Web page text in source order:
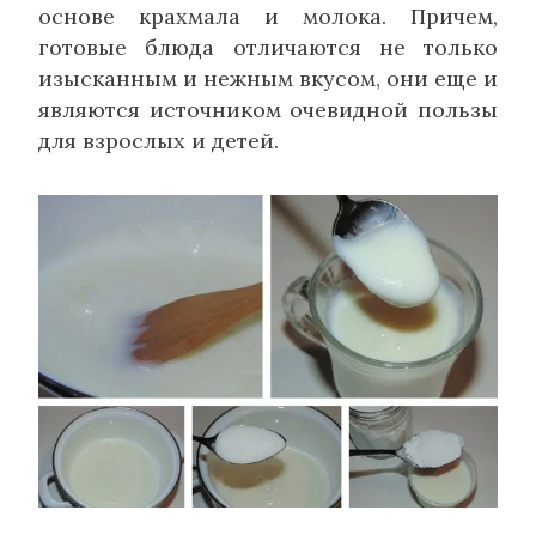
основе крахмала и молока. Причем,
готовые блюда отличаются не только
изысканным и нежным вкусом, они еще и
являются источником очевидной пользы
для взрослых и детей.